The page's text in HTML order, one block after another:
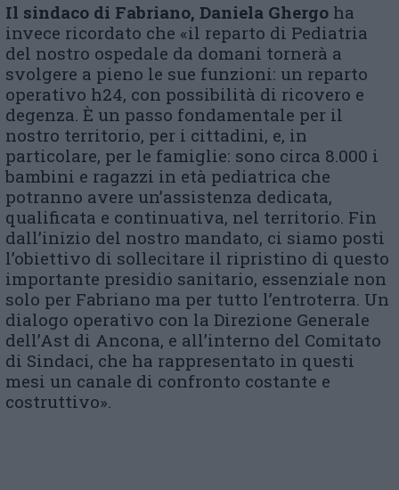
Il sindaco di Fabriano, Daniela Ghergo ha
invece ricordato che «il reparto di Pediatria
del nostro ospedale da domani tornerà a
svolgere a pieno le sue funzioni: un reparto
operativo h24, con possibilità di ricovero e
degenza. È un passo fondamentale per il
nostro territorio, per i cittadini, e, in
particolare, per le famiglie: sono circa 8.000 i
bambini e ragazzi in età pediatrica che
potranno avere un’assistenza dedicata,
qualificata e continuativa, nel territorio. Fin
dall’inizio del nostro mandato, ci siamo posti
l’obiettivo di sollecitare il ripristino di questo
importante presidio sanitario, essenziale non
solo per Fabriano ma per tutto l’entroterra. Un
dialogo operativo con la Direzione Generale
dell’Ast di Ancona, e all’interno del Comitato
di Sindaci, che ha rappresentato in questi
mesi un canale di confronto costante e
costruttivo».